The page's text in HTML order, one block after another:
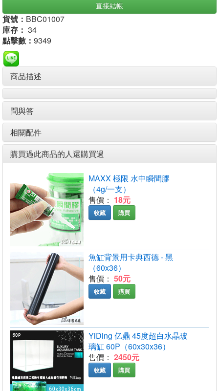
直接結帳
貨號： BBC01007
庫存： 34
點擊數： 9349
商品描述
問與答
相關配件
購買過此商品的人還購買過
MAXX 極限 水中瞬間膠
（4g/一支）
售價： 18元
收藏 購買
魚缸背景用卡典西德 - 黑
（60x36）
售價： 50元
收藏 購買
YiDing 亿鼎 45度超白水晶玻
璃缸 60P（60x30x36）
售價： 2450元
收藏 購買